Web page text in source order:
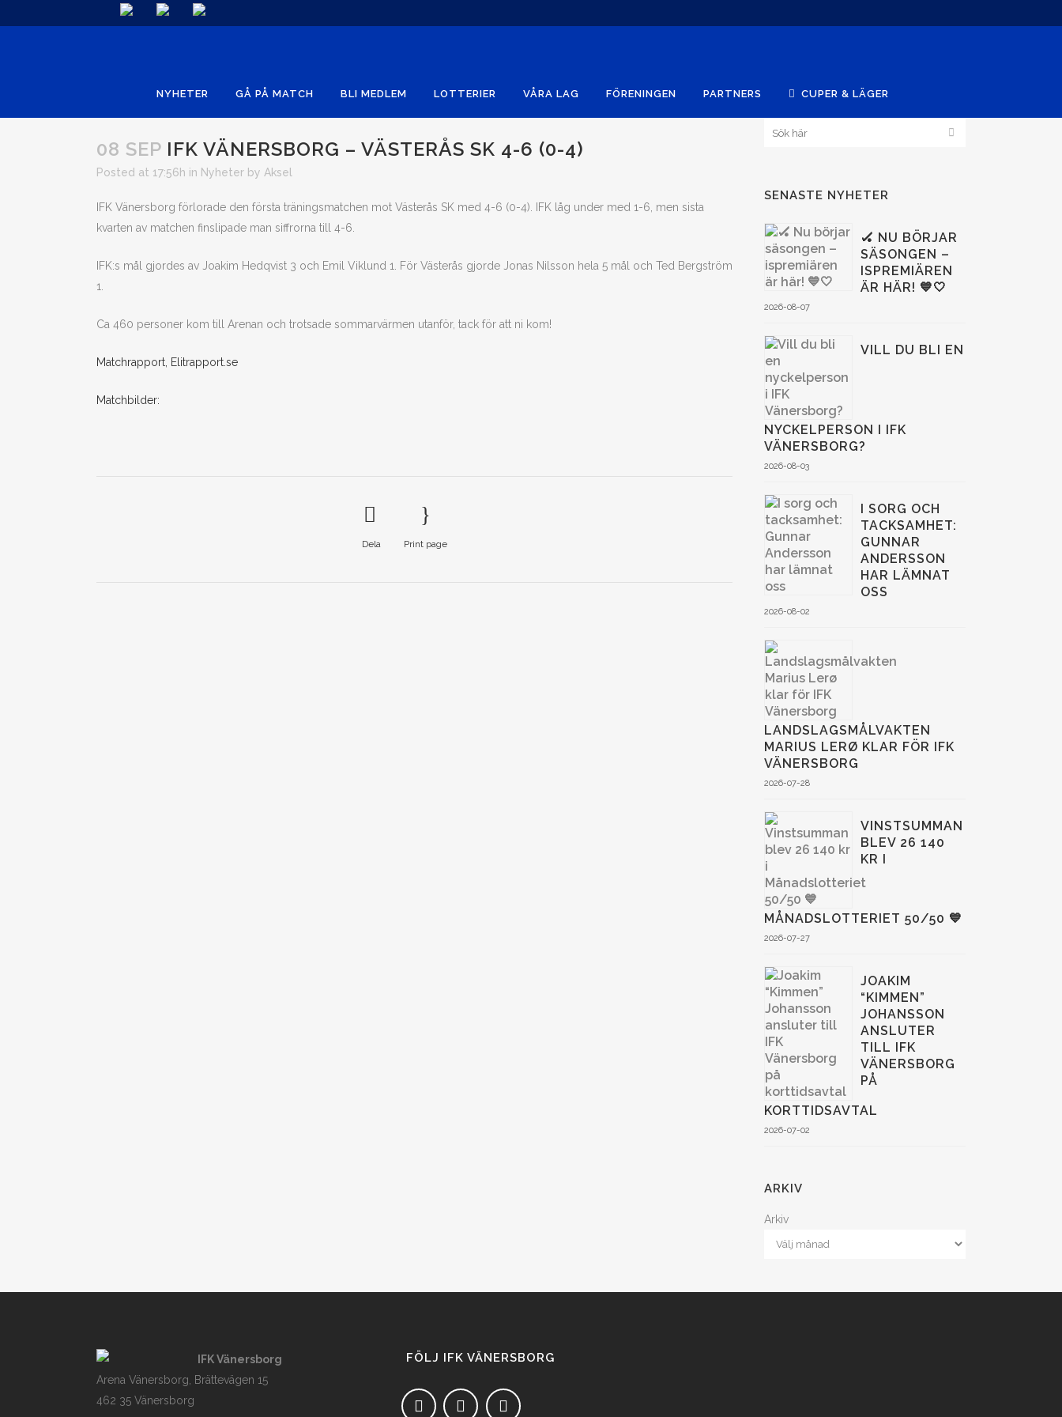
NYHETER GÅ PÅ MATCH BLI MEDLEM LOTTERIER VÅRA LAG FÖRENINGEN PARTNERS CUPER & LÄGER
08 SEP IFK VÄNERSBORG – VÄSTERÅS SK 4-6 (0-4)
Posted at 17:56h in Nyheter by Aksel
IFK Vänersborg förlorade den första träningsmatchen mot Västerås SK med 4-6 (0-4). IFK låg under med 1-6, men sista
kvarten av matchen finslipade man siffrorna till 4-6.
IFK:s mål gjordes av Joakim Hedqvist 3 och Emil Viklund 1. För Västerås gjorde Jonas Nilsson hela 5 mål och Ted Bergström
1.
Ca 460 personer kom till Arenan och trotsade sommarvärmen utanför, tack för att ni kom!
Matchrapport, Elitrapport.se
Matchbilder:
Dela Print page
SENASTE NYHETER
🏑 NU BÖRJAR
SÄSONGEN –
ISPREMIÄREN
ÄR HÄR! 💙🤍
2026-08-07
VILL DU BLI EN
NYCKELPERSON I IFK
VÄNERSBORG?
2026-08-03
I SORG OCH
TACKSAMHET:
GUNNAR
ANDERSSON
HAR LÄMNAT
OSS
2026-08-02
LANDSLAGSMÅLVAKTEN
MARIUS LERØ KLAR FÖR IFK
VÄNERSBORG
2026-07-28
VINSTSUMMAN
BLEV 26 140
KR I
MÅNADSLOTTERIET 50/50 💙
2026-07-27
JOAKIM
“KIMMEN”
JOHANSSON
ANSLUTER
TILL IFK
VÄNERSBORG
PÅ
KORTTIDSAVTAL
2026-07-02
ARKIV
Arkiv
IFK Vänersborg
Arena Vänersborg, Brättevägen 15
462 35 Vänersborg
FÖLJ IFK VÄNERSBORG